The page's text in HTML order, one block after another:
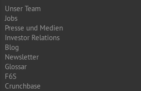
Unser Team
Jobs
Presse und Medien
Investor Relations
Blog
Newsletter
Glossar
F6S
Crunchbase